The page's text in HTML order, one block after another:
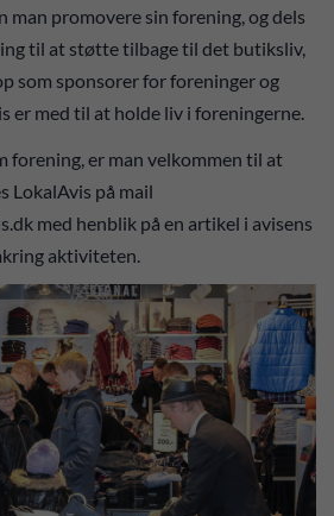
man promovere sin forening, og dels
til at støtte tilbage til det butiksliv,
som sponsorer for foreninger og
er med til at holde liv i foreningerne.
forening, er man velkommen til at
LokalAvis på mail
med henblik på en artikel i avisens
aktiviteten.